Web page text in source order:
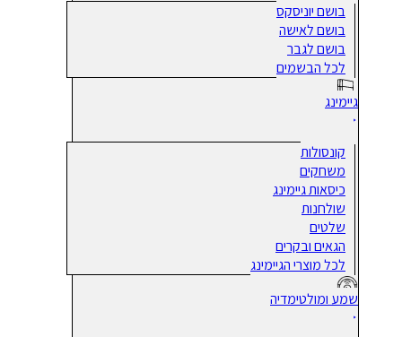
בושם יוניסקס
בושם לאישה
בושם לגבר
לכל הבשמים
גיימינג
קונסולות
משחקים
כיסאות גיימינג
שולחנות
שלטים
הגאים ובקרים
לכל מוצרי הגיימינג
שמע ומולטימדיה